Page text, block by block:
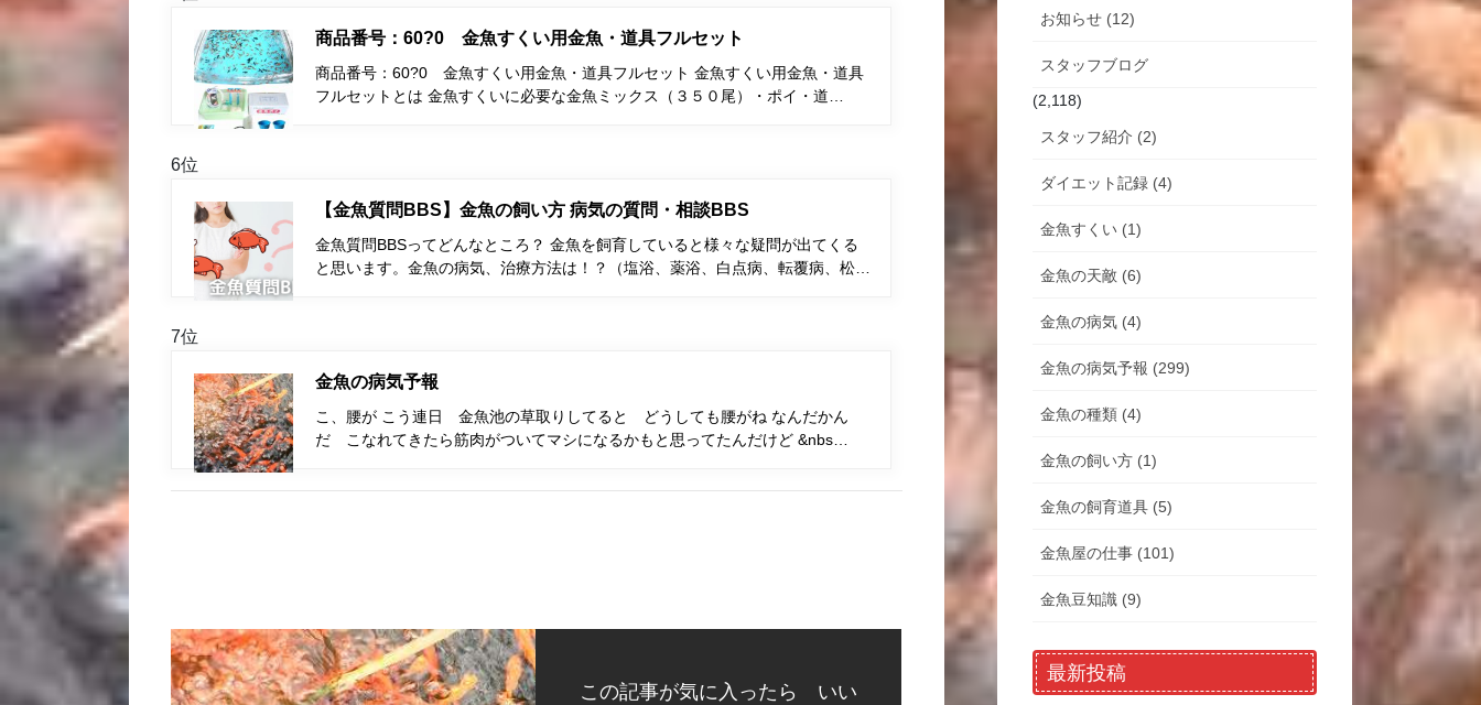
商品番号：60?0 金魚すくい用金魚・道具フルセット
商品番号：60?0 金魚すくい用金魚・道具フルセット 金魚すくい用金魚・道具
フルセットとは 金魚すくいに必要な金魚ミックス（３５０尾）・ポイ・道…
6位
【金魚質問BBS】金魚の飼い方 病気の質問・相談BBS
金魚質問BBSってどんなところ？ 金魚を飼育していると様々な疑問が出てくる
と思います。金魚の病気、治療方法は！？（塩浴、薬浴、白点病、転覆病、松…
7位
金魚の病気予報
こ、腰が こう連日 金魚池の草取りしてると どうしても腰がね なんだかん
だ こなれてきたら筋肉がついてマシになるかもと思ってたんだけど &nbs…
この記事が気に入ったら いい
お知らせ (12)
スタッフブログ
(2,118)
スタッフ紹介 (2)
ダイエット記録 (4)
金魚すくい (1)
金魚の天敵 (6)
金魚の病気 (4)
金魚の病気予報 (299)
金魚の種類 (4)
金魚の飼い方 (1)
金魚の飼育道具 (5)
金魚屋の仕事 (101)
金魚豆知識 (9)
最新投稿